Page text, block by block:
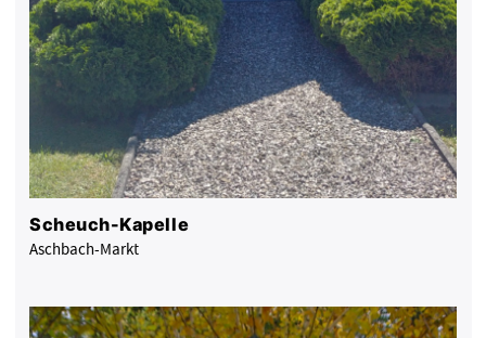
Scheuch-Kapelle
Aschbach-Markt